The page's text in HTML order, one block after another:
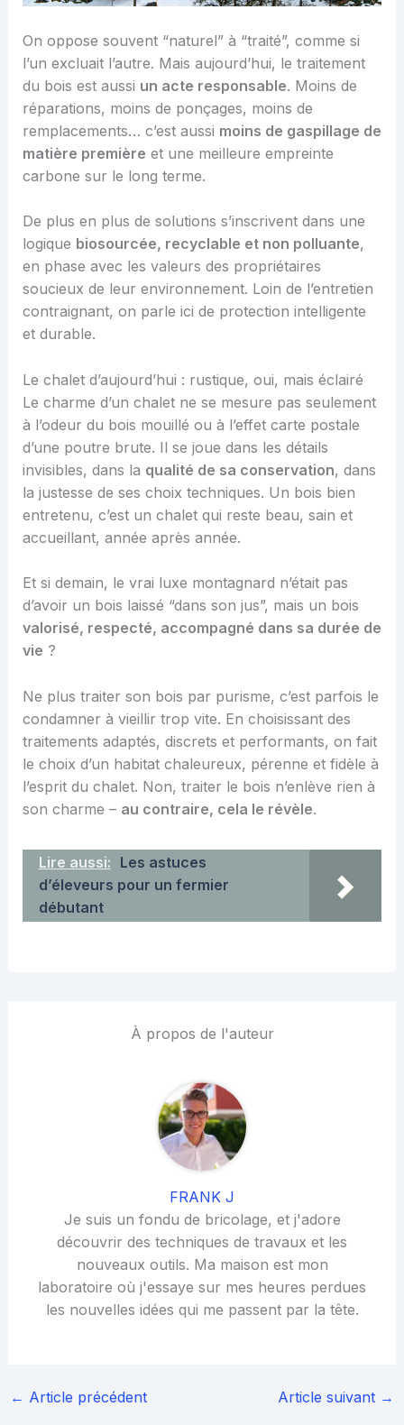
On oppose souvent “naturel” à “traité”, comme si
l’un excluait l’autre. Mais aujourd’hui, le traitement
du bois est aussi un acte responsable. Moins de
réparations, moins de ponçages, moins de
remplacements… c’est aussi moins de gaspillage de
matière première et une meilleure empreinte
carbone sur le long terme.
De plus en plus de solutions s’inscrivent dans une
logique biosourcée, recyclable et non polluante,
en phase avec les valeurs des propriétaires
soucieux de leur environnement. Loin de l’entretien
contraignant, on parle ici de protection intelligente
et durable.
Le chalet d’aujourd’hui : rustique, oui, mais éclairé
Le charme d’un chalet ne se mesure pas seulement
à l’odeur du bois mouillé ou à l’effet carte postale
d’une poutre brute. Il se joue dans les détails
invisibles, dans la qualité de sa conservation, dans
la justesse de ses choix techniques. Un bois bien
entretenu, c’est un chalet qui reste beau, sain et
accueillant, année après année.
Et si demain, le vrai luxe montagnard n’était pas
d’avoir un bois laissé “dans son jus”, mais un bois
valorisé, respecté, accompagné dans sa durée de
vie ?
Ne plus traiter son bois par purisme, c’est parfois le
condamner à vieillir trop vite. En choisissant des
traitements adaptés, discrets et performants, on fait
le choix d’un habitat chaleureux, pérenne et fidèle à
l’esprit du chalet. Non, traiter le bois n’enlève rien à
son charme – au contraire, cela le révèle.
Lire aussi: Les astuces
d’éleveurs pour un fermier
débutant
À propos de l'auteur
FRANK J
Je suis un fondu de bricolage, et j'adore
découvrir des techniques de travaux et les
nouveaux outils. Ma maison est mon
laboratoire où j'essaye sur mes heures perdues
les nouvelles idées qui me passent par la tête.
← Article précédent Article suivant →